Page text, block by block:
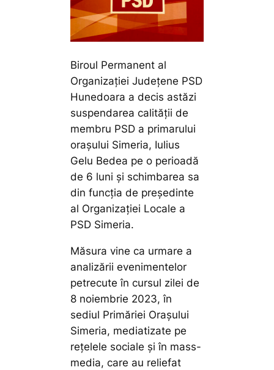
Biroul Permanent al
Organizației Județene PSD
Hunedoara a decis astăzi
suspendarea calității de
membru PSD a primarului
orașului Simeria, Iulius
Gelu Bedea pe o perioadă
de 6 luni și schimbarea sa
din funcția de președinte
al Organizației Locale a
PSD Simeria.
Măsura vine ca urmare a
analizării evenimentelor
petrecute în cursul zilei de
8 noiembrie 2023, în
sediul Primăriei Orașului
Simeria, mediatizate pe
rețelele sociale și în mass-
media, care au reliefat